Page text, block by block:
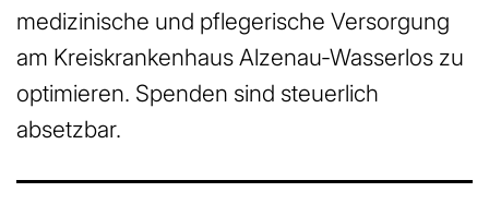
medizinische und pflegerische Versorgung
am Kreiskrankenhaus Alzenau-Wasserlos zu
optimieren. Spenden sind steuerlich
absetzbar.